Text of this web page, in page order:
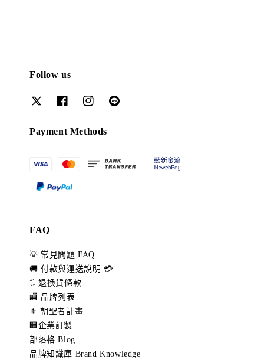
Follow us
Payment Methods
FAQ
💡 常見問題 FAQ
🚚 付款與運送說明 💳
🔃 退換貨條款
🏬 品牌列表
⚜️ 朝聖者計畫
🏢企業訂製
部落格 Blog
品牌知識庫 Brand Knowledge